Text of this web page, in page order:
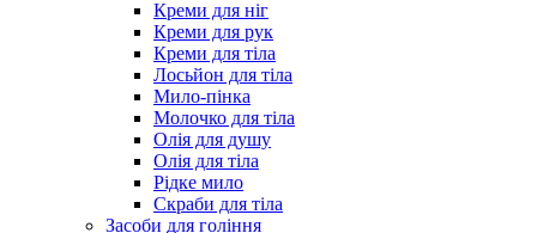
Креми для ніг
Креми для рук
Креми для тіла
Лосьйон для тіла
Мило-пінка
Молочко для тіла
Олія для душу
Олія для тіла
Рідке мило
Скраби для тіла
Засоби для гоління